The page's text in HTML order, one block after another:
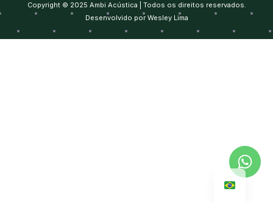
Copyright © 2025 Ambi Acústica | Todos os direitos reservados.
Desenvolvido por Wesley Lima